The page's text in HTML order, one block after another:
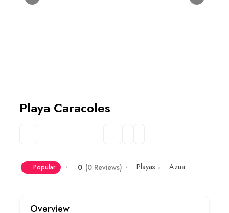
Playa Caracoles
Popular 0 (0 Reviews) Playas Azua
Overview